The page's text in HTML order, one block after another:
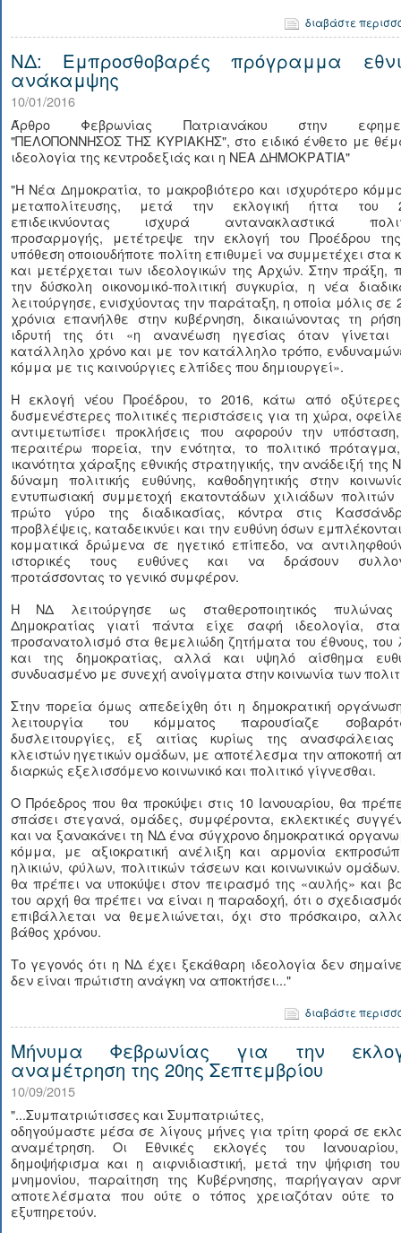
διαβάστε
ΝΔ: Εμπροσθοβαρές πρόγραμμα
ανάκαμψης
10/01/2016
Άρθρο Φεβρωνίας Πατριανάκου στην
"ΠΕΛΟΠΟΝΝΗΣΟΣ ΤΗΣ ΚΥΡΙΑΚΗΣ", στο ειδικό ένθετο με
ιδεολογία της κεντροδεξιάς και η ΝΕΑ ΔΗΜΟΚΡΑΤΙΑ"
"Η Νέα Δημοκρατία, το μακροβιότερο και ισχυρότερο
μεταπολίτευσης, μετά την εκλογική ήττα του
επιδεικνύοντας ισχυρά αντανακλαστικά
προσαρμογής, μετέτρεψε την εκλογή του Προέδρου
υπόθεση οποιουδήποτε πολίτη επιθυμεί να συμμετέχει στα
και μετέρχεται των ιδεολογικών της Αρχών. Στην πράξη,
την δύσκολη οικονομικό-πολιτική συγκυρία, η νέα
λειτούργησε, ενισχύοντας την παράταξη, η οποία μόλις σε
χρόνια επανήλθε στην κυβέρνηση, δικαιώνοντας τη
ιδρυτή της ότι «η ανανέωση ηγεσίας όταν γίνεται
κατάλληλο χρόνο και με τον κατάλληλο τρόπο,
κόμμα με τις καινούργιες ελπίδες που δημιουργεί».
Η εκλογή νέου Προέδρου, το 2016, κάτω από
δυσμενέστερες πολιτικές περιστάσεις για τη χώρα,
αντιμετωπίσει προκλήσεις που αφορούν την
περαιτέρω πορεία, την ενότητα, το πολιτικό
ικανότητα χάραξης εθνικής στρατηγικής, την ανάδειξή της
δύναμη πολιτικής ευθύνης, καθοδηγητικής στην
εντυπωσιακή συμμετοχή εκατοντάδων χιλιάδων πολιτών
πρώτο γύρο της διαδικασίας, κόντρα στις
προβλέψεις, καταδεικνύει και την ευθύνη όσων
κομματικά δρώμενα σε ηγετικό επίπεδο, να
ιστορικές τους ευθύνες και να δράσουν
προτάσσοντας το γενικό συμφέρον.
Η ΝΔ λειτούργησε ως σταθεροποιητικός
Δημοκρατίας γιατί πάντα είχε σαφή ιδεολογία,
προσανατολισμό στα θεμελιώδη ζητήματα του έθνους, του
και της δημοκρατίας, αλλά και υψηλό αίσθημα
συνδυασμένο με συνεχή ανοίγματα στην κοινωνία των
Στην πορεία όμως απεδείχθη ότι η δημοκρατική
λειτουργία του κόμματος παρουσίαζε
δυσλειτουργίες, εξ αιτίας κυρίως της
κλειστών ηγετικών ομάδων, με αποτέλεσμα την αποκοπή
διαρκώς εξελισσόμενο κοινωνικό και πολιτικό γίγνεσθαι.
Ο Πρόεδρος που θα προκύψει στις 10 Ιανουαρίου, θα
σπάσει στεγανά, ομάδες, συμφέροντα, εκλεκτικές
και να ξανακάνει τη ΝΔ ένα σύγχρονο δημοκρατικά
κόμμα, με αξιοκρατική ανέλιξη και αρμονία
ηλικιών, φύλων, πολιτικών τάσεων και κοινωνικών
θα πρέπει να υποκύψει στον πειρασμό της «αυλής» και
του αρχή θα πρέπει να είναι η παραδοχή, ότι ο
επιβάλλεται να θεμελιώνεται, όχι στο πρόσκαιρο,
βάθος χρόνου.
Το γεγονός ότι η ΝΔ έχει ξεκάθαρη ιδεολογία δεν
δεν είναι πρώτιστη ανάγκη να αποκτήσει..."
διαβάστε
Μήνυμα Φεβρωνίας για την
αναμέτρηση της 20ης Σεπτεμβρίου
10/09/2015
"...Συμπατριώτισσες και Συμπατριώτες,
οδηγούμαστε μέσα σε λίγους μήνες για τρίτη φορά σε
αναμέτρηση. Οι Εθνικές εκλογές του
δημοψήφισμα και η αιφνιδιαστική, μετά την ψήφιση
μνημονίου, παραίτηση της Κυβέρνησης, παρήγαγαν
αποτελέσματα που ούτε ο τόπος χρειαζόταν ούτε
εξυπηρετούν.